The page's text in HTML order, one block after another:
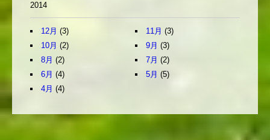
2014
12月 (3) 11月 (3)
10月 (2) 9月 (3)
8月 (2) 7月 (2)
6月 (4) 5月 (5)
4月 (4)